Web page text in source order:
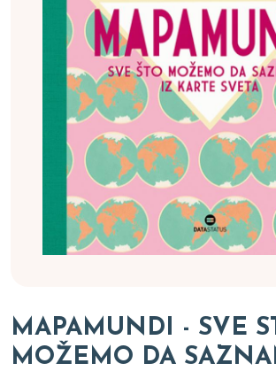
MAPAMUNDI - SVE
MOŽEMO DA